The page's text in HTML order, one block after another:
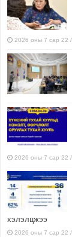
2026 оны 7 сар 22
2026 оны 7 сар 22
хэлэлцжээ
2026 оны 7 сар 22